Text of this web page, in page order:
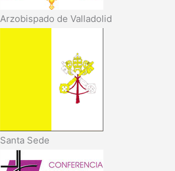
Arzobispado de Valladolid
Santa Sede